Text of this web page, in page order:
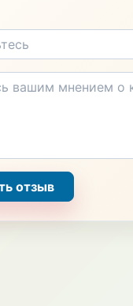
Отправить отзыв